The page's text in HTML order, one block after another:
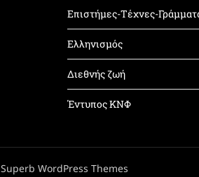
Επιστήμες-Τέχνες-
Ελληνισμός
Διεθνής ζωή
Έντυπος ΚΝΦ
Superb WordPress Themes